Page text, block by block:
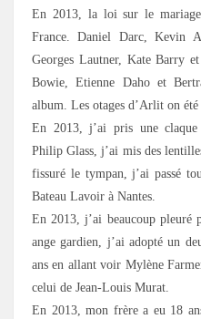
En 2013, la loi sur le
France. Daniel Darc, Kevin
Georges Lautner, Kate Barry
Bowie, Etienne Daho et
album. Les otages d’Arlit on été
En 2013, j’ai pris une
Philip Glass, j’ai mis des
fissuré le tympan, j’ai passé
Bateau Lavoir à Nantes.
En 2013, j’ai beaucoup pleuré
ange gardien, j’ai adopté un
ans en allant voir Mylène
celui de Jean-Louis Murat.
En 2013, mon frère a eu 18